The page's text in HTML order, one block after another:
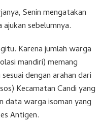
Senin mengatakan
sebelumnya.
Karena jumlah warga
mandiri) memang
dengan arahan dari
Kecamatan Candi yang
data warga isoman yang
Antigen.